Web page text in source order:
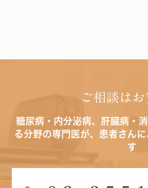
ご相談はお
糖尿病・内分泌病、肝臓病・
る分野の専門医が、患者さん
す